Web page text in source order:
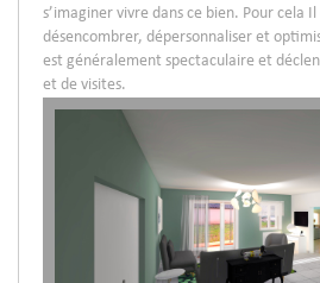
s’imaginer vivre dans ce bien. Pour cela
désencombrer, dépersonnaliser et
est généralement spectaculaire et
et de visites.